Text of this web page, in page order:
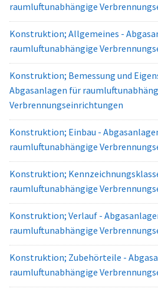
raumluftunabhängige
Konstruktion; Allgemeines -
raumluftunabhängige
Konstruktion; Bemessung und
Abgasanlagen für
Verbrennungseinrichtungen
Konstruktion; Einbau -
raumluftunabhängige
Konstruktion;
raumluftunabhängige
Konstruktion; Verlauf -
raumluftunabhängige
Konstruktion; Zubehörteile -
raumluftunabhängige